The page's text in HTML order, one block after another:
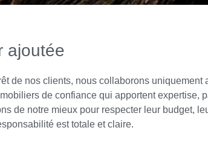
ajoutée
de nos clients, nous collaborons
de confiance qui apportent expertise,
de notre mieux pour respecter leur budget,
est totale et claire.